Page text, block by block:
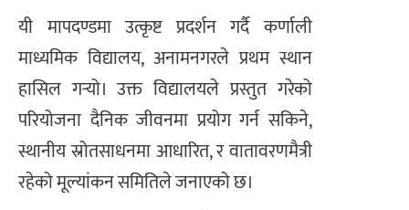
यी मापदण्डमा उत्कृष्ट प्रदर्शन गर्दै कर्णाली
माध्यमिक विद्यालय, अनामनगरले प्रथम स्थान
हासिल गर्‍यो। उक्त विद्यालयले प्रस्तुत गरेको
परियोजना दैनिक जीवनमा प्रयोग गर्न सकिने,
स्थानीय स्रोतसाधनमा आधारित, र वातावरणमैत्री
रहेको मूल्यांकन समितिले जनाएको छ।